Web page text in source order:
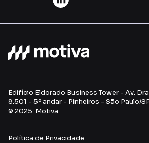
Edifício Eldorado Business Tower - Av.
8.501 - 5º andar - Pinheiros - São Paulo/
© 2025 Motiva
Política de Privacidade